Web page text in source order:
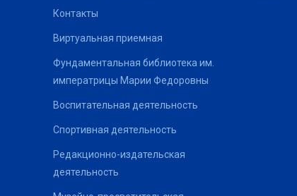
Контакты
Виртуальная приемная
Фундаментальная библиотека им.
императрицы Марии Федоровны
Воспитательная деятельность
Спортивная деятельность
Редакционно-издательская
деятельность